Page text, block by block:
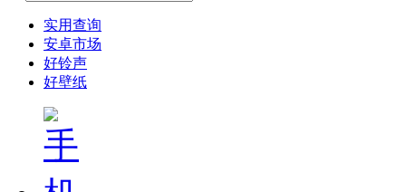
实用查询
安卓市场
好铃声
好壁纸